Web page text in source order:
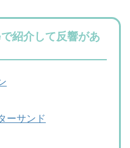
紹介して反響があ
ーサンド